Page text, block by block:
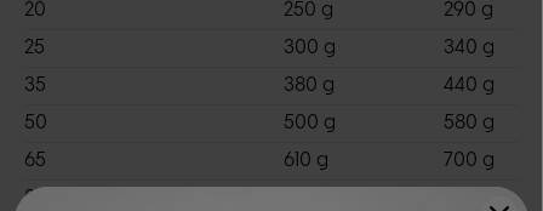
20
250 g
290 g
25
300 g
340 g
35
380 g
440 g
50
500 g
580 g
65
610 g
700 g
80